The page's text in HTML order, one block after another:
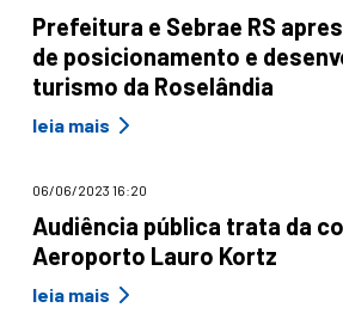
Prefeitura e Sebrae RS
de posicionamento e
turismo da Roselândia
leia mais
06/06/2023 16:20
Audiência pública trata da
Aeroporto Lauro Kortz
leia mais